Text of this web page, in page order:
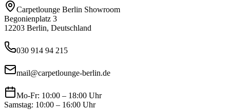
Carpetlounge Berlin Showroom
Begonienplatz 3
12203 Berlin, Deutschland
030 914 94 215
mail@carpetlounge-berlin.de
Mo-Fr: 10:00 – 18:00 Uhr
Samstag: 10:00 – 16:00 Uhr